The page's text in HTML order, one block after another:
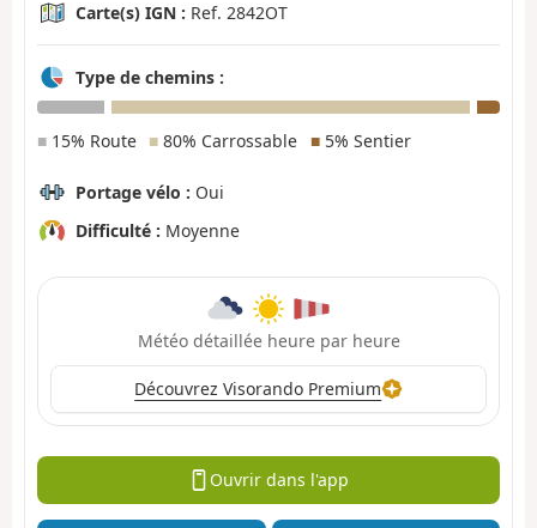
Carte(s) IGN : Ref. 2842OT
Type de chemins :
■ 15% Route ■ 80% Carrossable ■5% Sentier
Portage vélo : Oui
Difficulté : Moyenne
Météo détaillée heure par heure
Découvrez Visorando Premium
Ouvrir dans l'app